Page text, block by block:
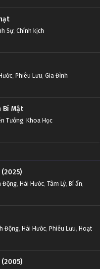
Sự, Chính kịch
, Phiêu Lưu, Gia Đình
Bí Mật
Tưởng, Khoa Học
Động, Hài Hước, Tâm Lý, Bí ẩn,
Động, Hài Hước, Phiêu Lưu, Hoạt
(2005)